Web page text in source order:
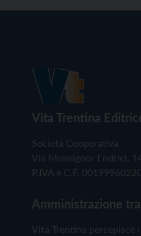
Vita Trentina
Società Cooperativa
Via Monsignor Endrici,
P.IVA e C.F.
Amministrazione
Vita Trentina